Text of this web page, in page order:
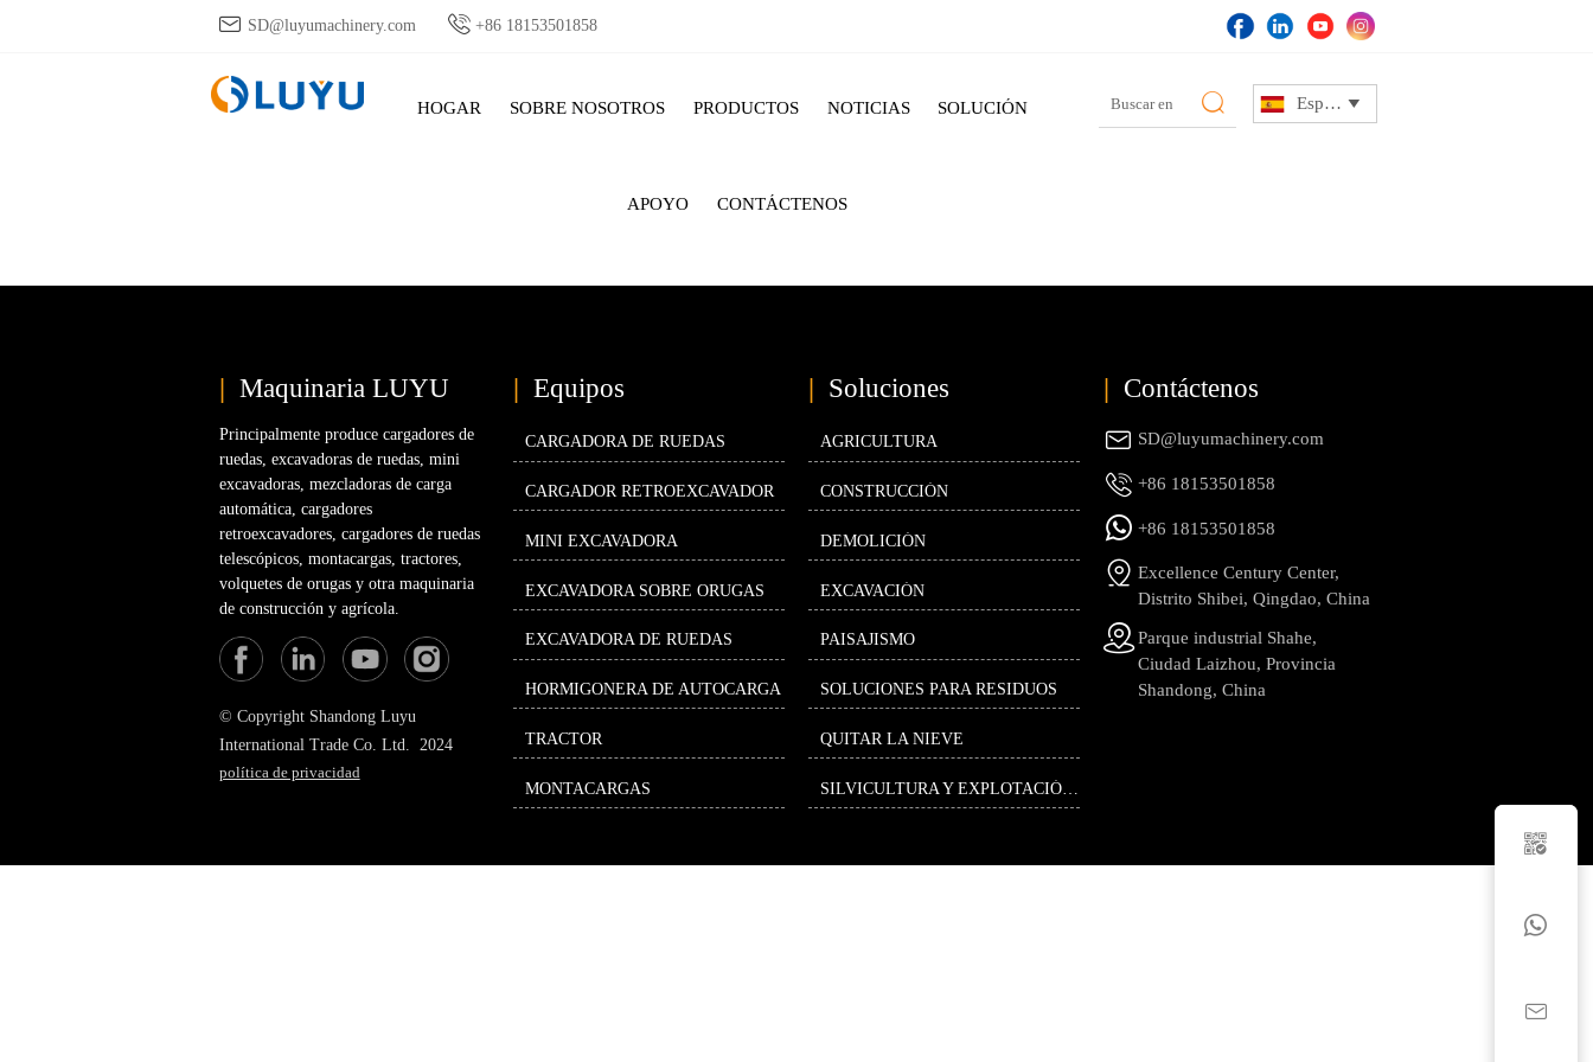
 SD@luyumachinery.com  +86 18153501858
HOGAR SOBRE NOSOTROS PRODUCTOS NOTICIAS SOLUCIÓN
APOYO CONTÁCTENOS
 Español 
| Maquinaria LUYU
Principalmente produce cargadores de
ruedas, excavadoras de ruedas, mini
excavadoras, mezcladoras de carga
automática, cargadores
retroexcavadores, cargadores de ruedas
telescópicos, montacargas, tractores,
volquetes de orugas y otra maquinaria
de construcción y agrícola.
© Copyright Shandong Luyu
International Trade Co. Ltd. 2024
política de privacidad
| Equipos
CARGADORA DE RUEDAS
CARGADOR RETROEXCAVADOR
MINI EXCAVADORA
EXCAVADORA SOBRE ORUGAS
EXCAVADORA DE RUEDAS
HORMIGONERA DE AUTOCARGA
TRACTOR
MONTACARGAS
| Soluciones
AGRICULTURA
CONSTRUCCIÓN
DEMOLICIÓN
EXCAVACIÓN
PAISAJISMO
SOLUCIONES PARA RESIDUOS
QUITAR LA NIEVE
SILVICULTURA Y EXPLOTACIÓN TALLADA
| Contáctenos
 SD@luyumachinery.com
 +86 18153501858
 +86 18153501858
 Excellence Century Center,
Distrito Shibei, Qingdao, China
 Parque industrial Shahe,
Ciudad Laizhou, Provincia
Shandong, China


